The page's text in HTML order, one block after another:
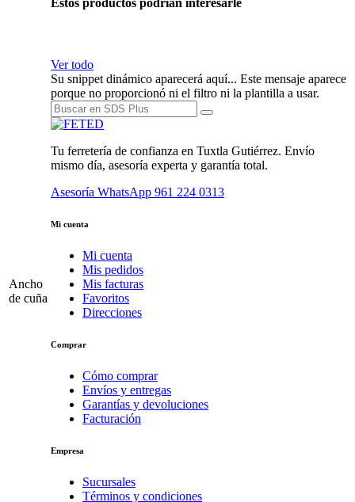
Ancho
de cuña
Ver todo
Su snippet dinámico aparecerá aquí... Este mensaje aparece
porque no proporcionó ni el filtro ni la plantilla a usar.
Tu ferretería de confianza en Tuxtla Gutiérrez. Envío
mismo día, asesoría experta y garantía total.
Asesoría WhatsApp 961 224 0313
Mi cuenta
Mi cuenta
Mis pedidos
Mis facturas
Favoritos
Direcciones
Comprar
Cómo comprar
Envíos y entregas
Garantías y devoluciones
Facturación
Empresa
Sucursales
Términos y condiciones